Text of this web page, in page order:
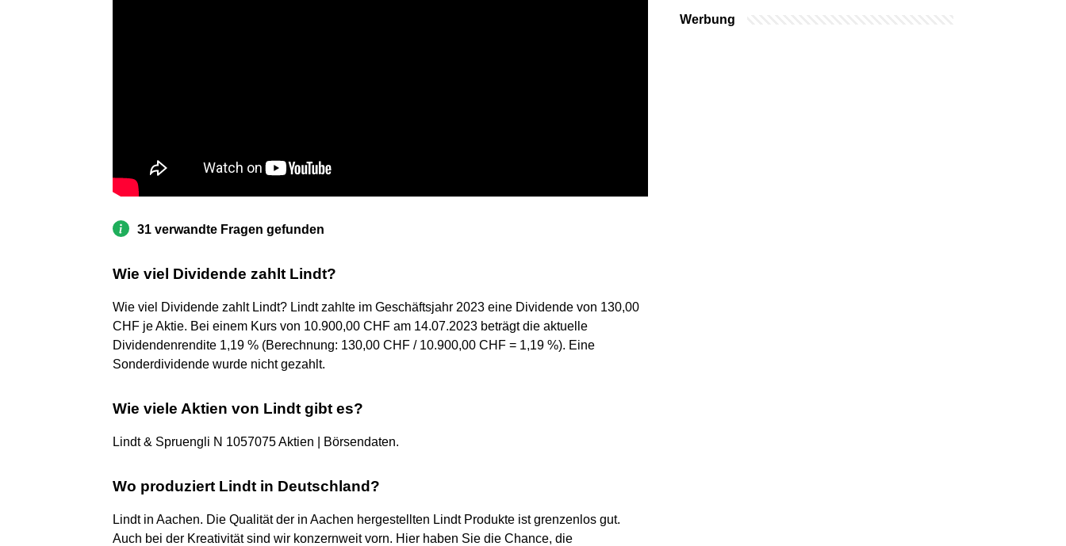
31 verwandte Fragen gefunden
Wie viel Dividende zahlt Lindt?
Wie viel Dividende zahlt Lindt? Lindt zahlte im Geschäftsjahr 2023 eine Dividende von 130,00
CHF je Aktie. Bei einem Kurs von 10.900,00 CHF am 14.07.2023 beträgt die aktuelle
Dividendenrendite 1,19 % (Berechnung: 130,00 CHF / 10.900,00 CHF = 1,19 %). Eine
Sonderdividende wurde nicht gezahlt.
Wie viele Aktien von Lindt gibt es?
Lindt & Spruengli N 1057075 Aktien | Börsendaten.
Wo produziert Lindt in Deutschland?
Lindt in Aachen. Die Qualität der in Aachen hergestellten Lindt Produkte ist grenzenlos gut.
Auch bei der Kreativität sind wir konzernweit vorn. Hier haben Sie die Chance, die
Werbung